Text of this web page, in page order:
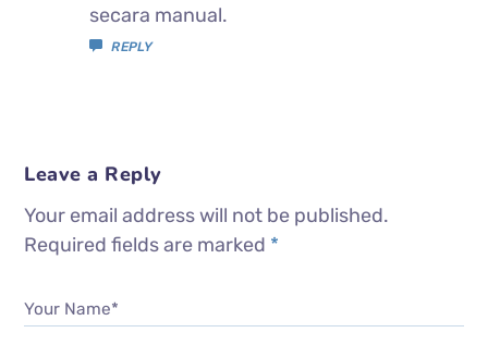
secara manual.
REPLY
Leave a Reply
Your email address will not be published.
Required fields are marked *
Your Name*